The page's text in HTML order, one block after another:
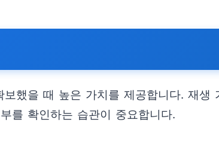
했을 때 높은 가치를 제공합니다. 재생
를 확인하는 습관이 중요합니다.